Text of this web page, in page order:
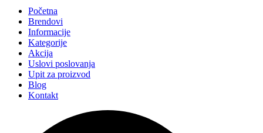
Početna
Brendovi
Informacije
Kategorije
Akcija
Uslovi poslovanja
Upit za proizvod
Blog
Kontakt